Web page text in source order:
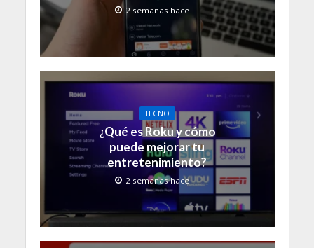
2 semanas hace
TECNO
¿Qué es Roku y cómo
puede mejorar tu
entretenimiento?
2 semanas hace